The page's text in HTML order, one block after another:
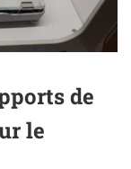
de
le